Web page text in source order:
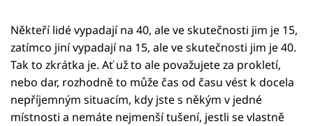
Někteří lidé vypadají na 40, ale ve skutečnosti jim je 15,
zatímco jiní vypadají na 15, ale ve skutečnosti jim je 40.
Tak to zkrátka je. Ať už to ale považujete za prokletí,
nebo dar, rozhodně to může čas od času vést k docela
nepříjemným situacím, kdy jste s někým v jedné
místnosti a nemáte nejmenší tušení, jestli se vlastně